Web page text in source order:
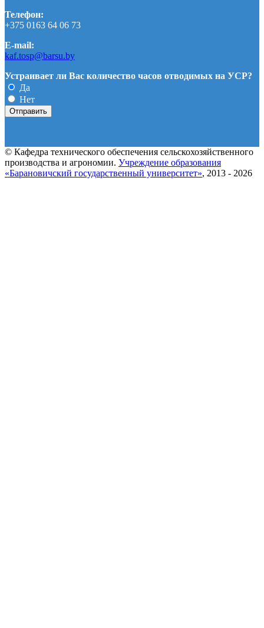
Телефон:
+375 0163 64 06 73
E-mail:
kaf.tosp@barsu.by
Устраивает ли Вас количество часов отводимых на УСР?
Да
Нет
© Кафедра технического обеспечения сельскохозяйственного
производства и агрономии. Учреждение образования
«Барановичский государственный университет», 2013 - 2026